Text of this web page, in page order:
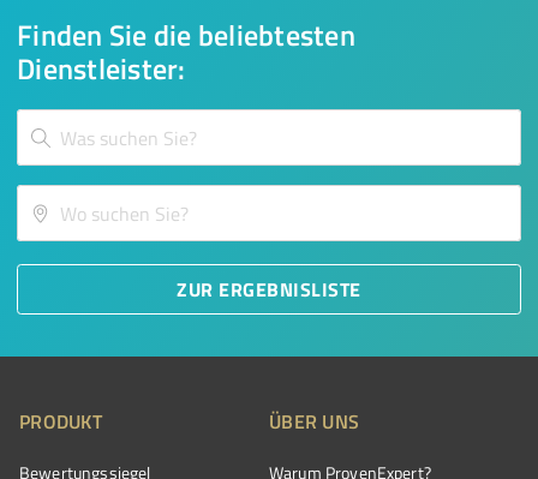
Finden Sie die beliebtesten
Dienstleister:
ZUR ERGEBNISLISTE
PRODUKT
Bewertungssiegel
ÜBER UNS
Warum ProvenExpert?